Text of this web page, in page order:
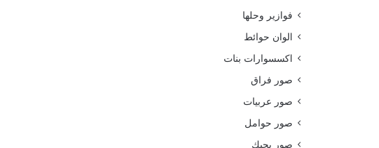
فوازير وحلها
الوان حوائط
اكسسوارات بنات
صور فراق
صور عربيات
صور حوامل
صور بحبك